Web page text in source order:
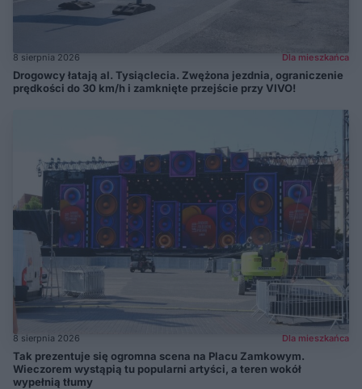
8 sierpnia 2026 Dla mieszkańca
Drogowcy łatają al. Tysiąclecia. Zwężona jezdnia, ograniczenie
prędkości do 30 km/h i zamknięte przejście przy VIVO!
8 sierpnia 2026 Dla mieszkańca
Tak prezentuje się ogromna scena na Placu Zamkowym.
Wieczorem wystąpią tu popularni artyści, a teren wokół
wypełnią tłumy